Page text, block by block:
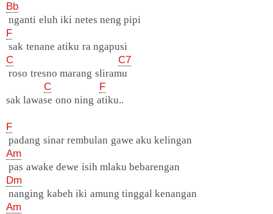
Bb
nganti eluh iki netes neng pipi
F
sak tenane atiku ra ngapusi
C
C7
roso tresno marang sliramu
C
F
sak lawase ono ning atiku..
F
padang sinar rembulan gawe aku kelingan
Am
pas awake dewe isih mlaku bebarengan
Dm
nanging kabeh iki amung tinggal kenangan
Am